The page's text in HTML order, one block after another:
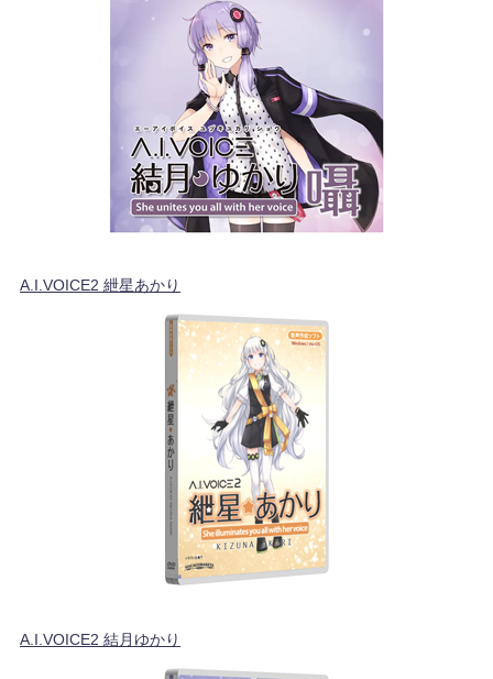
A.I.VOICE2 紲星あかり
A.I.VOICE2 結月ゆかり